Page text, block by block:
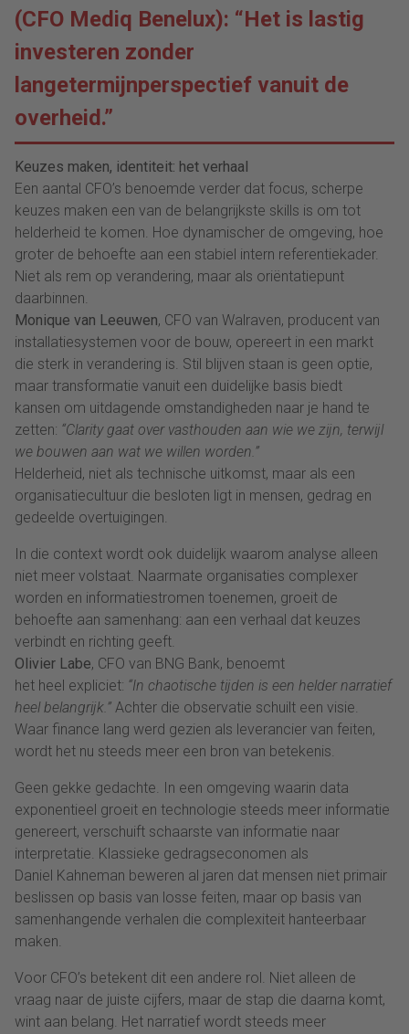
(CFO Mediq Benelux): “Het is lastig
investeren zonder
langetermijnperspectief vanuit de
overheid.”
Keuzes maken, identiteit: het verhaal
Een aantal CFO’s benoemde verder dat focus, scherpe
keuzes maken een van de belangrijkste skills is om tot
helderheid te komen. Hoe dynamischer de omgeving, hoe
groter de behoefte aan een stabiel intern referentiekader.
Niet als rem op verandering, maar als oriëntatiepunt
daarbinnen.
Monique van Leeuwen, CFO van Walraven, producent van
installatiesystemen voor de bouw, opereert in een markt
die sterk in verandering is. Stil blijven staan is geen optie,
maar transformatie vanuit een duidelijke basis biedt
kansen om uitdagende omstandigheden naar je hand te
zetten: “Clarity gaat over vasthouden aan wie we zijn, terwijl
we bouwen aan wat we willen worden.”
Helderheid, niet als technische uitkomst, maar als een
organisatiecultuur die besloten ligt in mensen, gedrag en
gedeelde overtuigingen.
In die context wordt ook duidelijk waarom analyse alleen
niet meer volstaat. Naarmate organisaties complexer
worden en informatiestromen toenemen, groeit de
behoefte aan samenhang: aan een verhaal dat keuzes
verbindt en richting geeft.
Olivier Labe, CFO van BNG Bank, benoemt
het heel expliciet: “In chaotische tijden is een helder narratief
heel belangrijk.” Achter die observatie schuilt een visie.
Waar finance lang werd gezien als leverancier van feiten,
wordt het nu steeds meer een bron van betekenis.
Geen gekke gedachte. In een omgeving waarin data
exponentieel groeit en technologie steeds meer informatie
genereert, verschuift schaarste van informatie naar
interpretatie. Klassieke gedragseconomen als
Daniel Kahneman beweren al jaren dat mensen niet primair
beslissen op basis van losse feiten, maar op basis van
samenhangende verhalen die complexiteit hanteerbaar
maken.
Voor CFO’s betekent dit een andere rol. Niet alleen de
vraag naar de juiste cijfers, maar de stap die daarna komt,
wint aan belang. Het narratief wordt steeds meer